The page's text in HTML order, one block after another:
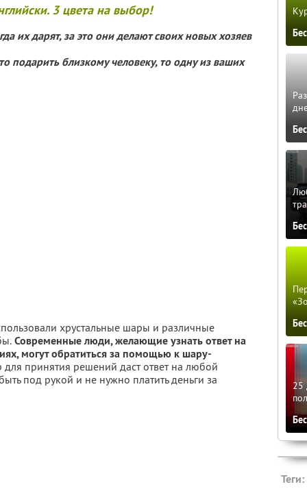
3 цвета на выбор!
их дарят, за это они делают своих новых хозяев
подарить близкому человеку, то одну из ваших
хрустальные шары и различные
Современные люди, желающие узнать ответ на
могут обратиться за помощью к шару-
принятия решений даст ответ на любой
под рукой и не нужно платить деньги за
25
Теги: